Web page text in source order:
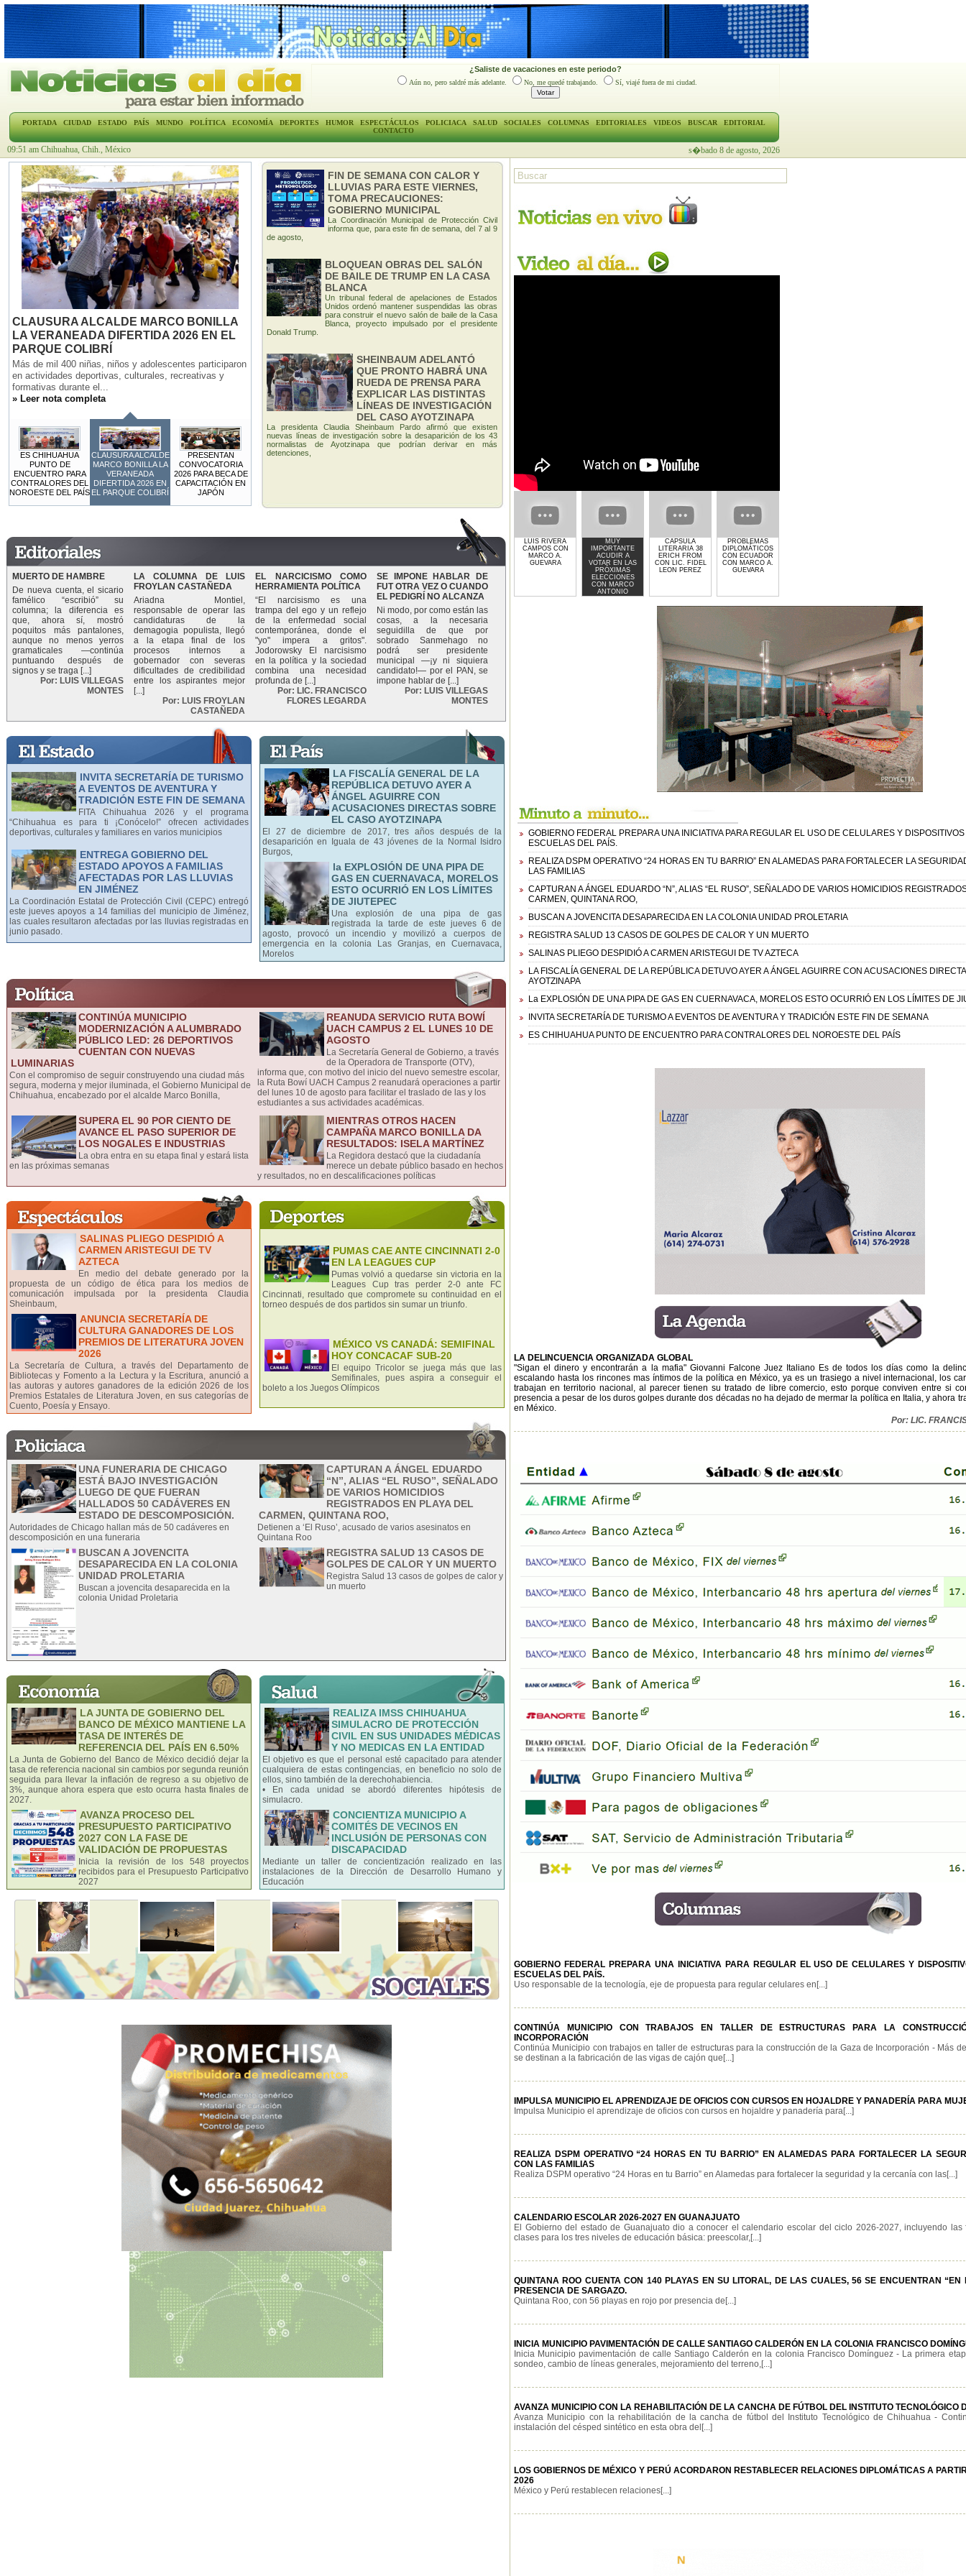
¿Saliste de vacaciones en este periodo?
Aún no, pero saldré más adelante. No, me quedé trabajando. Sí, viajé fuera de mi ciudad.
PORTADA CIUDAD ESTADO PAÍS MUNDO POLÍTICA ECONOMÍA DEPORTES HUMOR ESPECTÁCULOS POLICIACA SALUD SOCIALES COLUMNAS EDITORIALES VIDEOS BUSCAR
EDITORIAL
CONTACTO
09:51 am Chihuahua, Chih., México s�bado 8 de agosto, 2026
PRESENTAN CONVOCATORIA 2026 PARA
BECA DE CAPACITACIÓN EN JAPÓN
La Secretaría de Educación y Deporte (SEyD) y la
Agencia de Cooperación Internacional de Japón (JICA)
presentaron la beca de capacitación del...
» Leer nota completa
ES CHIHUAHUA
PUNTO DE
ENCUENTRO PARA
CONTRALORES DEL
NOROESTE DEL PAÍS
CLAUSURA ALCALDE
MARCO BONILLA LA
VERANEADA
DIFERTIDA 2026 EN
EL PARQUE COLIBRÍ
PRESENTAN
CONVOCATORIA
2026 PARA BECA DE
CAPACITACIÓN EN
JAPÓN
FIN DE SEMANA CON CALOR Y
LLUVIAS PARA ESTE VIERNES,
TOMA PRECAUCIONES:
GOBIERNO MUNICIPAL
La Coordinación Municipal de Protección Civil
informa que, para este fin de semana, del 7 al 9
de agosto,
BLOQUEAN OBRAS DEL SALÓN
DE BAILE DE TRUMP EN LA CASA
BLANCA
Un tribunal federal de apelaciones de Estados
Unidos ordenó mantener suspendidas las obras
para construir el nuevo salón de baile de la Casa
Blanca, proyecto impulsado por el presidente
Donald Trump.
SHEINBAUM ADELANTÓ
QUE PRONTO HABRÁ UNA
RUEDA DE PRENSA PARA
EXPLICAR LAS DISTINTAS
LÍNEAS DE INVESTIGACIÓN
DEL CASO AYOTZINAPA
La presidenta Claudia Sheinbaum Pardo afirmó que existen
nuevas líneas de investigación sobre la desaparición de los 43
normalistas de Ayotzinapa que podrían derivar en más
detenciones,
MUERTO DE HAMBRE
De nueva cuenta, el sicario
famélico “escribió” su
columna; la diferencia es
que, ahora sí, mostró
poquitos más pantalones,
aunque no menos yerros
gramaticales —continúa
puntuando después de
signos y se traga [...]
Por: LUIS VILLEGAS
MONTES
LA COLUMNA DE LUIS
FROYLAN CASTAÑEDA
Ariadna Montiel,
responsable de operar las
candidaturas de la
demagogia populista, llegó
a la etapa final de los
procesos internos a
gobernador con severas
dificultades de credibilidad
entre los aspirantes mejor
[...]
Por: LUIS FROYLAN
CASTAÑEDA
EL NARCICISMO COMO
HERRAMIENTA POLÍTICA
“El narcisismo es una
trampa del ego y un reflejo
de la enfermedad social
contemporánea, donde el
"yo" impera a gritos".
Jodorowsky El narcisismo
en la política y la sociedad
combina una necesidad
profunda de [...]
Por: LIC. FRANCISCO
FLORES LEGARDA
SE IMPONE HABLAR DE
FUT OTRA VEZ O CUANDO
EL PEDIGRÍ NO ALCANZA
Ni modo, por como están las
cosas, a la necesaria
seguidilla de que por
sobrado Sanmehago no
podrá ser presidente
municipal —¡y ni siquiera
candidato!— por el PAN, se
impone hablar de [...]
Por: LUIS VILLEGAS
MONTES
INVITA SECRETARÍA DE TURISMO
A EVENTOS DE AVENTURA Y
TRADICIÓN ESTE FIN DE SEMANA
FITA Chihuahua 2026 y el programa
“Chihuahua es para ti ¡Conócelo!” ofrecen actividades
deportivas, culturales y familiares en varios municipios
ENTREGA GOBIERNO DEL
ESTADO APOYOS A FAMILIAS
AFECTADAS POR LAS LLUVIAS
EN JIMÉNEZ
La Coordinación Estatal de Protección Civil (CEPC) entregó
este jueves apoyos a 14 familias del municipio de Jiménez,
las cuales resultaron afectadas por las lluvias registradas en
junio pasado.
LA FISCALÍA GENERAL DE LA
REPÚBLICA DETUVO AYER A
ÁNGEL AGUIRRE CON
ACUSACIONES DIRECTAS SOBRE
EL CASO AYOTZINAPA
El 27 de diciembre de 2017, tres años después de la
desaparición en Iguala de 43 jóvenes de la Normal Isidro
Burgos,
la EXPLOSIÓN DE UNA PIPA DE
GAS EN CUERNAVACA, MORELOS
ESTO OCURRIÓ EN LOS LÍMITES
DE JIUTEPEC
Una explosión de una pipa de gas
registrada la tarde de este jueves 6 de
agosto, provocó un incendio y movilizó a cuerpos de
emergencia en la colonia Las Granjas, en Cuernavaca,
Morelos
CONTINÚA MUNICIPIO
MODERNIZACIÓN A ALUMBRADO
PÚBLICO LED: 26 DEPORTIVOS
CUENTAN CON NUEVAS
LUMINARIAS
Con el compromiso de seguir construyendo una ciudad más
segura, moderna y mejor iluminada, el Gobierno Municipal de
Chihuahua, encabezado por el alcalde Marco Bonilla,
REANUDA SERVICIO RUTA BOWÍ
UACH CAMPUS 2 EL LUNES 10 DE
AGOSTO
La Secretaría General de Gobierno, a través
de la Operadora de Transporte (OTV),
informa que, con motivo del inicio del nuevo semestre escolar,
la Ruta Bowí UACH Campus 2 reanudará operaciones a partir
del lunes 10 de agosto para facilitar el traslado de las y los
estudiantes a sus actividades académicas.
SUPERA EL 90 POR CIENTO DE
AVANCE EL PASO SUPERIOR DE
LOS NOGALES E INDUSTRIAS
La obra entra en su etapa final y estará lista
en las próximas semanas
MIENTRAS OTROS HACEN
CAMPAÑA MARCO BONILLA DA
RESULTADOS: ISELA MARTÍNEZ
La Regidora destacó que la ciudadanía
merece un debate público basado en hechos
y resultados, no en descalificaciones políticas
SALINAS PLIEGO DESPIDIÓ A
CARMEN ARISTEGUI DE TV
AZTECA
En medio del debate generado por la
propuesta de un código de ética para los medios de
comunicación impulsada por la presidenta Claudia
Sheinbaum,
ANUNCIA SECRETARÍA DE
CULTURA GANADORES DE LOS
PREMIOS DE LITERATURA JOVEN
2026
La Secretaría de Cultura, a través del Departamento de
Bibliotecas y Fomento a la Lectura y la Escritura, anunció a
las autoras y autores ganadores de la edición 2026 de los
Premios Estatales de Literatura Joven, en sus categorías de
Cuento, Poesía y Ensayo.
PUMAS CAE ANTE CINCINNATI 2-0
EN LA LEAGUES CUP
Pumas volvió a quedarse sin victoria en la
Leagues Cup tras perder 2-0 ante FC
Cincinnati, resultado que compromete su continuidad en el
torneo después de dos partidos sin sumar un triunfo.
MÉXICO VS CANADÁ: SEMIFINAL
HOY CONCACAF SUB-20
El equipo Tricolor se juega más que las
Semifinales, pues aspira a conseguir el
boleto a los Juegos Olímpicos
UNA FUNERARIA DE CHICAGO
ESTÁ BAJO INVESTIGACIÓN
LUEGO DE QUE FUERAN
HALLADOS 50 CADÁVERES EN
ESTADO DE DESCOMPOSICIÓN.
Autoridades de Chicago hallan más de 50 cadáveres en
descomposición en una funeraria
CAPTURAN A ÁNGEL EDUARDO
“N”, ALIAS “EL RUSO”, SEÑALADO
DE VARIOS HOMICIDIOS
REGISTRADOS EN PLAYA DEL
CARMEN, QUINTANA ROO,
Detienen a ‘El Ruso’, acusado de varios asesinatos en
Quintana Roo
BUSCAN A JOVENCITA
DESAPARECIDA EN LA COLONIA
UNIDAD PROLETARIA
Buscan a jovencita desaparecida en la
colonia Unidad Proletaria
REGISTRA SALUD 13 CASOS DE
GOLPES DE CALOR Y UN MUERTO
Registra Salud 13 casos de golpes de calor y
un muerto
LA JUNTA DE GOBIERNO DEL
BANCO DE MÉXICO MANTIENE LA
TASA DE INTERÉS DE
REFERENCIA DEL PAÍS EN 6.50%
La Junta de Gobierno del Banco de México decidió dejar la
tasa de referencia nacional sin cambios por segunda reunión
seguida para llevar la inflación de regreso a su objetivo de
3%, aunque ahora espera que esto ocurra hasta finales de
2027.
AVANZA PROCESO DEL
PRESUPUESTO PARTICIPATIVO
2027 CON LA FASE DE
VALIDACIÓN DE PROPUESTAS
Inicia la revisión de los 548 proyectos
recibidos para el Presupuesto Participativo
2027
REALIZA IMSS CHIHUAHUA
SIMULACRO DE PROTECCIÓN
CIVIL EN SUS UNIDADES MÉDICAS
Y NO MEDICAS EN LA ENTIDAD
El objetivo es que el personal esté capacitado para atender
cualquiera de estas contingencias, en beneficio no solo de
ellos, sino también de la derechohabiencia.
• En cada unidad se abordó diferentes hipótesis de
simulacro.
CONCIENTIZA MUNICIPIO A
COMITÉS DE VECINOS EN
INCLUSIÓN DE PERSONAS CON
DISCAPACIDAD
Mediante un taller de concientización realizado en las
instalaciones de la Dirección de Desarrollo Humano y
Educación
LUIS RIVERA
CAMPOS CON
MARCO A.
GUEVARA
MUY
IMPORTANTE
ACUDIR A
VOTAR EN LAS
PRÓXIMAS
ELECCIONES
CON MARCO
ANTONIO
GUEVARA
CAPSULA
LITERARIA 38
ERICH FROM
CON LIC. FIDEL
LEON PEREZ
PROBLEMAS
DIPLOMÁTICOS
CON ECUADOR
CON MARCO A.
GUEVARA
GOBIERNO FEDERAL PREPARA UNA INICIATIVA PARA REGULAR EL USO DE CELULARES Y
ESCUELAS DEL PAÍS.
REALIZA DSPM OPERATIVO “24 HORAS EN TU BARRIO” EN ALAMEDAS PARA FORTALECER LA
LAS FAMILIAS
CAPTURAN A ÁNGEL EDUARDO “N”, ALIAS “EL RUSO”, SEÑALADO DE VARIOS HOMICIDIOS
CARMEN, QUINTANA ROO,
BUSCAN A JOVENCITA DESAPARECIDA EN LA COLONIA UNIDAD PROLETARIA
REGISTRA SALUD 13 CASOS DE GOLPES DE CALOR Y UN MUERTO
SALINAS PLIEGO DESPIDIÓ A CARMEN ARISTEGUI DE TV AZTECA
LA FISCALÍA GENERAL DE LA REPÚBLICA DETUVO AYER A ÁNGEL AGUIRRE CON ACUSACIONES
AYOTZINAPA
La EXPLOSIÓN DE UNA PIPA DE GAS EN CUERNAVACA, MORELOS ESTO OCURRIÓ EN LOS LÍMITES DE
INVITA SECRETARÍA DE TURISMO A EVENTOS DE AVENTURA Y TRADICIÓN ESTE FIN DE SEMANA
ES CHIHUAHUA PUNTO DE ENCUENTRO PARA CONTRALORES DEL NOROESTE DEL PAÍS
LA DELINCUENCIA ORGANIZADA GLOBAL
"Sigan el dinero y encontrarán a la mafia" Giovanni Falcone Juez Italiano Es de todos los días como la
escalando hasta los rincones mas íntimos de la política en México, ya es un trasiego a nivel internacional, los
trabajan en territorio nacional, al parecer tienen su tratado de libre comercio, esto porque conviven entre si
presencia a pesar de los duros golpes durante dos décadas no ha dejado de mermar la política en Italia, y ahora
en México.
Por: LIC.
GOBIERNO FEDERAL PREPARA UNA INICIATIVA PARA REGULAR EL USO DE CELULARES Y
ESCUELAS DEL PAÍS.
Uso responsable de la tecnología, eje de propuesta para regular celulares en[...]
CONTINÚA MUNICIPIO CON TRABAJOS EN TALLER DE ESTRUCTURAS PARA LA
INCORPORACIÓN
Continúa Municipio con trabajos en taller de estructuras para la construcción de la Gaza de Incorporación - Más
se destinan a la fabricación de las vigas de cajón que[...]
IMPULSA MUNICIPIO EL APRENDIZAJE DE OFICIOS CON CURSOS EN HOJALDRE Y PANADERÍA PARA
Impulsa Municipio el aprendizaje de oficios con cursos en hojaldre y panadería para[...]
REALIZA DSPM OPERATIVO “24 HORAS EN TU BARRIO” EN ALAMEDAS PARA FORTALECER LA
CON LAS FAMILIAS
Realiza DSPM operativo “24 Horas en tu Barrio” en Alamedas para fortalecer la seguridad y la cercanía con las[...]
CALENDARIO ESCOLAR 2026-2027 EN GUANAJUATO
El Gobierno del estado de Guanajuato dio a conocer el calendario escolar del ciclo 2026-2027, incluyendo
clases para los tres niveles de educación básica: preescolar,[...]
QUINTANA ROO CUENTA CON 140 PLAYAS EN SU LITORAL, DE LAS CUALES, 56 SE ENCUENTRAN “EN
PRESENCIA DE SARGAZO.
Quintana Roo, con 56 playas en rojo por presencia de[...]
INICIA MUNICIPIO PAVIMENTACIÓN DE CALLE SANTIAGO CALDERÓN EN LA COLONIA FRANCISCO
Inicia Municipio pavimentación de calle Santiago Calderón en la colonia Francisco Domínguez - La primera
sondeo, cambio de líneas generales, mejoramiento del terreno,[...]
AVANZA MUNICIPIO CON LA REHABILITACIÓN DE LA CANCHA DE FÚTBOL DEL INSTITUTO TECNOLÓGICO
Avanza Municipio con la rehabilitación de la cancha de fútbol del Instituto Tecnológico de Chihuahua -
instalación del césped sintético en esta obra del[...]
LOS GOBIERNOS DE MÉXICO Y PERÚ ACORDARON RESTABLECER RELACIONES DIPLOMÁTICAS A
2026
México y Perú restablecen relaciones[...]